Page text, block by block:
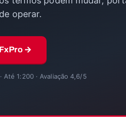
operar.
→
Até 1:200 · Avaliação 4,6/5